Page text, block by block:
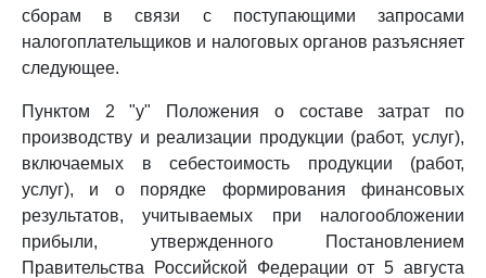
сборам в связи с поступающими запросами
налогоплательщиков и налоговых органов разъясняет
следующее.
Пунктом 2 "у" Положения о составе затрат по
производству и реализации продукции (работ, услуг),
включаемых в себестоимость продукции (работ,
услуг), и о порядке формирования финансовых
результатов, учитываемых при налогообложении
прибыли, утвержденного Постановлением
Правительства Российской Федерации от 5 августа